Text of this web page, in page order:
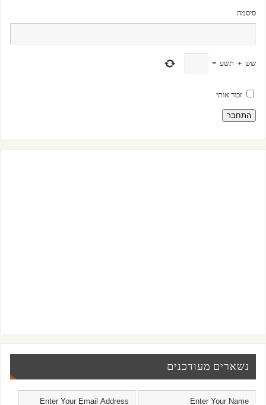
סיסמה
שש + תשע =
זכור אותי
התחבר
נשארים מעודכנים